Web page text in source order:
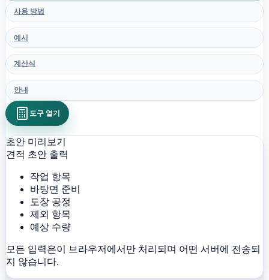
사용 방법
예시
계산식
안내
도구 열기
초안 미리보기
견적 초안 출력
작업 항목
바탕면 준비
도장 공정
제외 항목
예상 수량
모든 입력은이 브라우저에서만 처리되며 어떤 서버에 전송되
지 않습니다.